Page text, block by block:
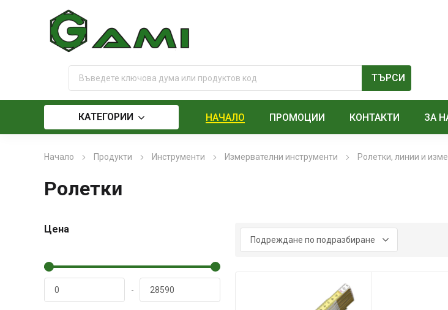
КАТЕГОРИИ НАЧАЛО ПРОМОЦИИ КОНТАКТИ ЗА
Начало Продукти Инструменти Измервателни инструменти Ролетки, линии и
Ролетки
Цена
-